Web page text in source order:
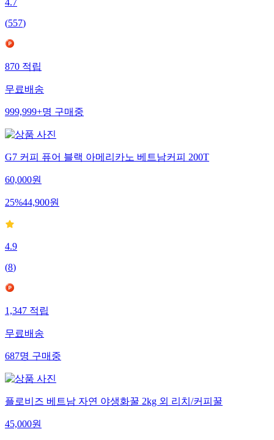
4.7
(557)
870적립
무료배송
999,999+명구매중
G7 커피 퓨어 블랙 아메리카노 베트남커피 200T
60,000원
25%44,900원
4.9
(8)
1,347적립
무료배송
687명구매중
플로비즈 베트남 자연 야생화꿀 2kg 외 리치/커피꿀
45,000원